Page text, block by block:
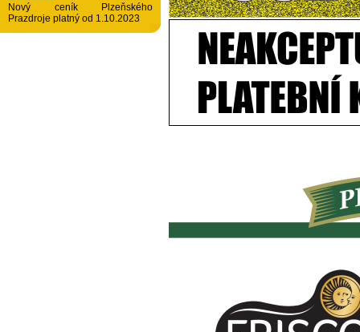
Nový ceník Plzeňského
Prazdroje platný od 1.10.2023